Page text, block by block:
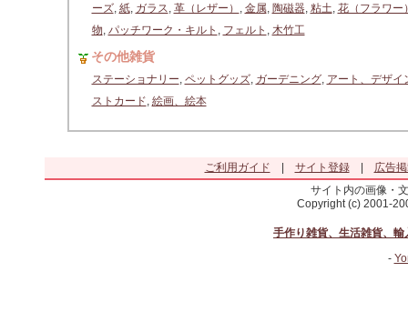
ーズ, 紙, ガラス, 革（レザー） , 金属, 陶磁器, 粘土, 花（フラワー
物, パッチワーク・キルト , フェルト , 木竹工
その他雑貨
ステーショナリー, ペットグッズ, ガーデニング, アート、デザイ
ストカード, 絵画、絵本
ご利用ガイド サイト登録|
広告
サイト内の画像・
Copyright (c) 2001-
手作り雑貨、生活雑貨、
-